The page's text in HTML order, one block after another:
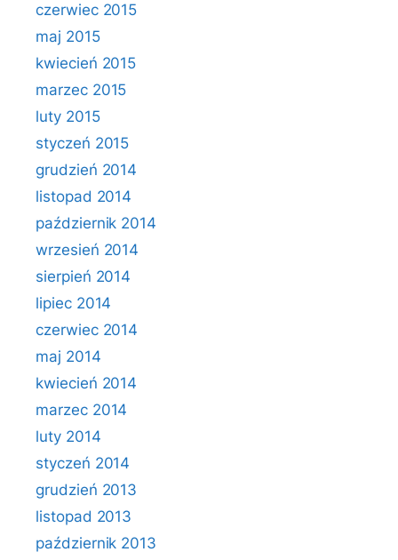
czerwiec 2015
maj 2015
kwiecień 2015
marzec 2015
luty 2015
styczeń 2015
grudzień 2014
listopad 2014
październik 2014
wrzesień 2014
sierpień 2014
lipiec 2014
czerwiec 2014
maj 2014
kwiecień 2014
marzec 2014
luty 2014
styczeń 2014
grudzień 2013
listopad 2013
październik 2013